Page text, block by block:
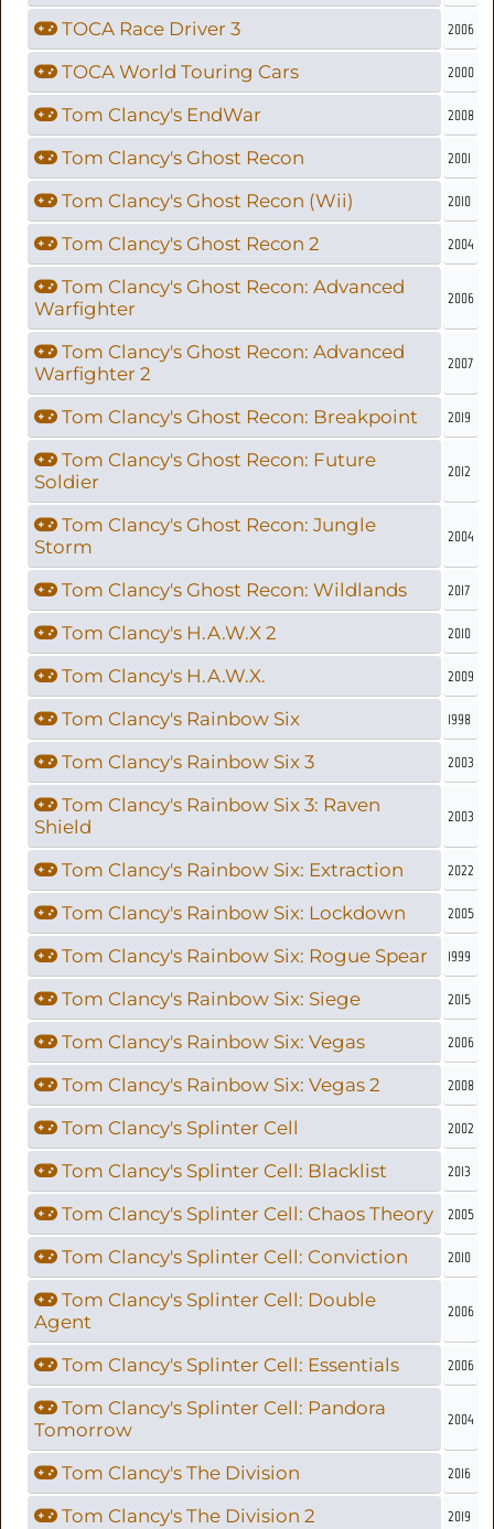
TOCA Race Driver 3 2006
TOCA World Touring Cars 2000
Tom Clancy's EndWar 2008
Tom Clancy's Ghost Recon 2001
Tom Clancy's Ghost Recon (Wii) 2010
Tom Clancy's Ghost Recon 2 2004
Tom Clancy's Ghost Recon: Advanced
Warfighter
2006
Tom Clancy's Ghost Recon: Advanced
Warfighter 2
2007
Tom Clancy's Ghost Recon: Breakpoint 2019
Tom Clancy's Ghost Recon: Future
Soldier
2012
Tom Clancy's Ghost Recon: Jungle
Storm
2004
Tom Clancy's Ghost Recon: Wildlands 2017
Tom Clancy's H.A.W.X 2 2010
Tom Clancy's H.A.W.X. 2009
Tom Clancy's Rainbow Six 1998
Tom Clancy's Rainbow Six 3 2003
Tom Clancy's Rainbow Six 3: Raven
Shield
2003
Tom Clancy's Rainbow Six: Extraction 2022
Tom Clancy's Rainbow Six: Lockdown 2005
Tom Clancy's Rainbow Six: Rogue Spear 1999
Tom Clancy's Rainbow Six: Siege 2015
Tom Clancy's Rainbow Six: Vegas 2006
Tom Clancy's Rainbow Six: Vegas 2 2008
Tom Clancy's Splinter Cell 2002
Tom Clancy's Splinter Cell: Blacklist 2013
Tom Clancy's Splinter Cell: Chaos Theory 2005
Tom Clancy's Splinter Cell: Conviction 2010
Tom Clancy's Splinter Cell: Double
Agent
2006
Tom Clancy's Splinter Cell: Essentials 2006
Tom Clancy's Splinter Cell: Pandora
Tomorrow
2004
Tom Clancy's The Division 2016
Tom Clancy's The Division 2 2019